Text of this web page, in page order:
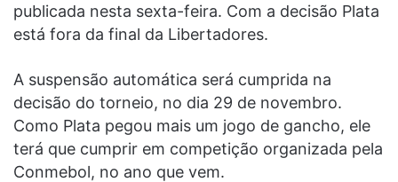
publicada nesta sexta-feira. Com a decisão Plata
está fora da final da Libertadores.
A suspensão automática será cumprida na
decisão do torneio, no dia 29 de novembro.
Como Plata pegou mais um jogo de gancho, ele
terá que cumprir em competição organizada pela
Conmebol, no ano que vem.